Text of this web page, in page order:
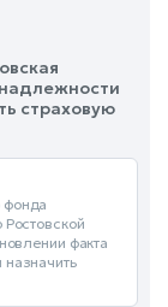
страховую
факта